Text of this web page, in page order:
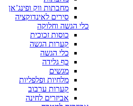
מחבתות ווק ופינג’אן
סירים לאינדוקציה
כלי הגשה וחלוקה
כוסות זכוכית
קערות הגשה
כלי הגשה
כף גלידה
מגשים
מלחיות ופלפליות
קערות ערבוב
אביזרים לחינה